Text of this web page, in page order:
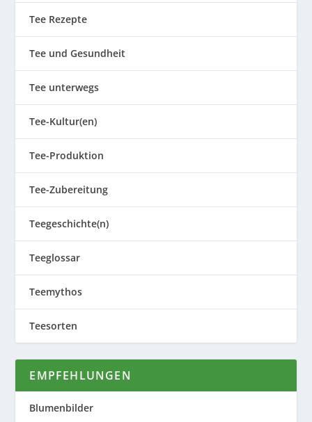
Tee Rezepte
Tee und Gesundheit
Tee unterwegs
Tee-Kultur(en)
Tee-Produktion
Tee-Zubereitung
Teegeschichte(n)
Teeglossar
Teemythos
Teesorten
EMPFEHLUNGEN
Blumenbilder